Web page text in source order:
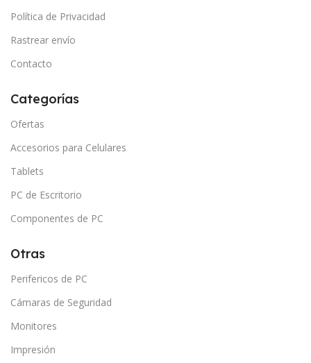
Política de Privacidad
Rastrear envío
Contacto
Categorías
Ofertas
Accesorios para Celulares
Tablets
PC de Escritorio
Componentes de PC
Otras
Perifericos de PC
Cámaras de Seguridad
Monitores
Impresión